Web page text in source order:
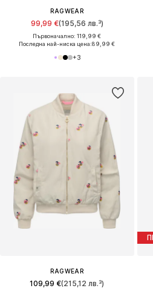
RAGWEAR
99,99 €(195,56 лв.³)
Първоначално: 119,99 €
Последна най-ниска цена:89,99 €
+3
RAGWEAR
109,99 €(215,12 лв.³)